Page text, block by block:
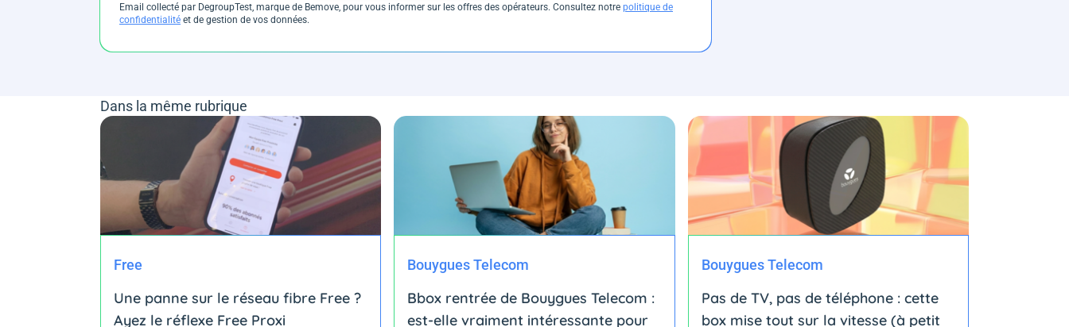
Email collecté par DegroupTest, marque de Bemove, pour vous informer sur les offres des opérateurs. Consultez notre politique de
confidentialité et de gestion de vos données.
Dans la même rubrique
Free
Une panne sur le réseau fibre Free ?
Ayez le réflexe Free Proxi
Bouygues Telecom
Bbox rentrée de Bouygues Telecom :
est-elle vraiment intéressante pour
Bouygues Telecom
Pas de TV, pas de téléphone : cette
box mise tout sur la vitesse (à petit